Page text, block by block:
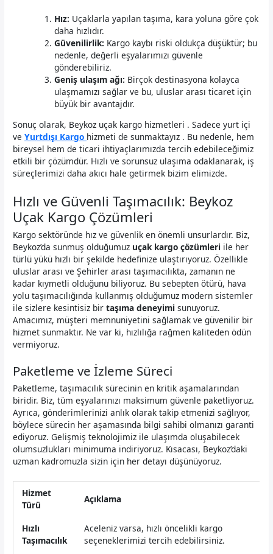
Hız: Uçaklarla yapılan taşıma, kara yoluna göre çok
daha hızlıdır.
Güvenilirlik: Kargo kaybı riski oldukça düşüktür; bu
nedenle, değerli eşyalarımızı güvenle
gönderebiliriz.
Geniş ulaşım ağı: Birçok destinasyona kolayca
ulaşmamızı sağlar ve bu, uluslar arası ticaret için
büyük bir avantajdır.
Sonuç olarak, Beykoz uçak kargo hizmetleri . Sadece yurt içi
veYurtdışı Kargo hizmeti de sunmaktayız . Bu nedenle, hem
bireysel hem de ticari ihtiyaçlarımızda tercih edebileceğimiz
etkili bir çözümdür. Hızlı ve sorunsuz ulaşıma odaklanarak, iş
süreçlerimizi daha akıcı hale getirmek bizim elimizde.
Hızlı ve Güvenli Taşımacılık: Beykoz
Uçak Kargo Çözümleri
Kargo sektöründe hız ve güvenlik en önemli unsurlardır. Biz,
Beykoz’da sunmuş olduğumuz uçak kargo çözümleri ile her
türlü yükü hızlı bir şekilde hedefinize ulaştırıyoruz. Özellikle
uluslar arası ve Şehirler arası taşımacılıkta, zamanın ne
kadar kıymetli olduğunu biliyoruz. Bu sebepten ötürü, hava
yolu taşımacılığında kullanmış olduğumuz modern sistemler
ile sizlere kesintisiz birtaşıma deneyimi sunuyoruz.
Amacımız, müşteri memnuniyetini sağlamak ve güvenilir bir
hizmet sunmaktır. Ne var ki, hızlılığa rağmen kaliteden ödün
vermiyoruz.
Paketleme ve İzleme Süreci
Paketleme, taşımacılık sürecinin en kritik aşamalarından
biridir. Biz, tüm eşyalarınızı maksimum güvenle paketliyoruz.
Ayrıca, gönderimlerinizi anlık olarak takip etmenizi sağlıyor,
böylece sürecin her aşamasında bilgi sahibi olmanızı garanti
ediyoruz. Gelişmiş teknolojimiz ile ulaşımda oluşabilecek
olumsuzlukları minimuma indiriyoruz. Kısacası, Beykoz’daki
uzman kadromuzla sizin için her detayı düşünüyoruz.
Hizmet
Türü
Açıklama
Hızlı
Taşımacılık
Aceleniz varsa, hızlı öncelikli kargo
seçeneklerimizi tercih edebilirsiniz.